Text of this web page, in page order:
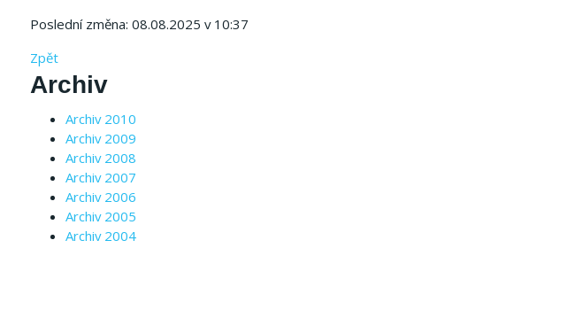
Poslední změna: 08.08.2025 v 10:37
Zpět
Archiv
Archiv 2010
Archiv 2009
Archiv 2008
Archiv 2007
Archiv 2006
Archiv 2005
Archiv 2004